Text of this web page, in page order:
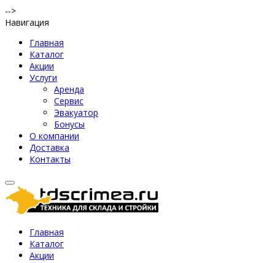
-->
Навигация
Главная
Каталог
Акции
Услуги
Аренда
Сервис
Эвакуатор
Бонусы
О компании
Доставка
Контакты
Главная
Каталог
Акции